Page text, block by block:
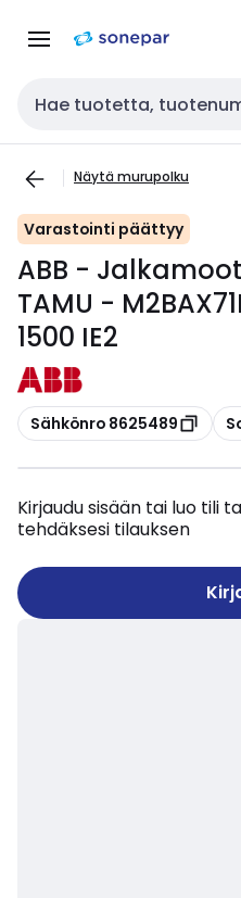
navigointiinsisältöön
Haku
Näytä murupolku
Varastointi päättyy
ABB -
TAMU -
1500 IE2
Kopioi
Sähkönro 8625489
Kirjaudu sisään tai luo tili
tehdäksesi tilauksen